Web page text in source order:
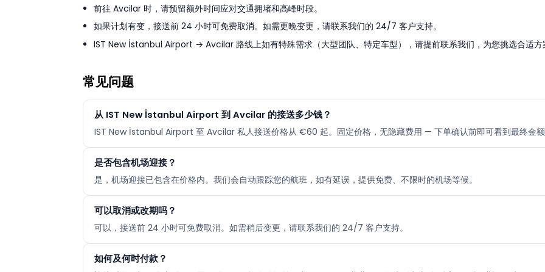
前往 Avcilar 时，请预留额外时间应对交通拥堵和高峰时段。
如果计划有变，接送前 24 小时可免费取消。如需更晚变更，请联系我们的 24/7 客户支持。
IST New İstanbul Airport → Avcilar 路线上如有特殊需求（大型团队、特定车型），请提前联系我们，为您挑选合适方
常见问题
从 IST New İstanbul Airport 到 Avcilar 的接送多少钱？
IST New İstanbul Airport 至 Avcilar 私人接送价格从 €60 起。固定价格，无隐藏费用 — 下单确认前即可看到最终金额
是否包含机场迎接？
是，机场迎接已包含在价格内。我们会自动跟踪您的航班，如有延误，提供免费、不限时的机场等候。
可以取消或改期吗？
可以，接送前 24 小时可免费取消。如需稍后变更，请联系我们的 24/7 客户支持。
如何及何时付款？